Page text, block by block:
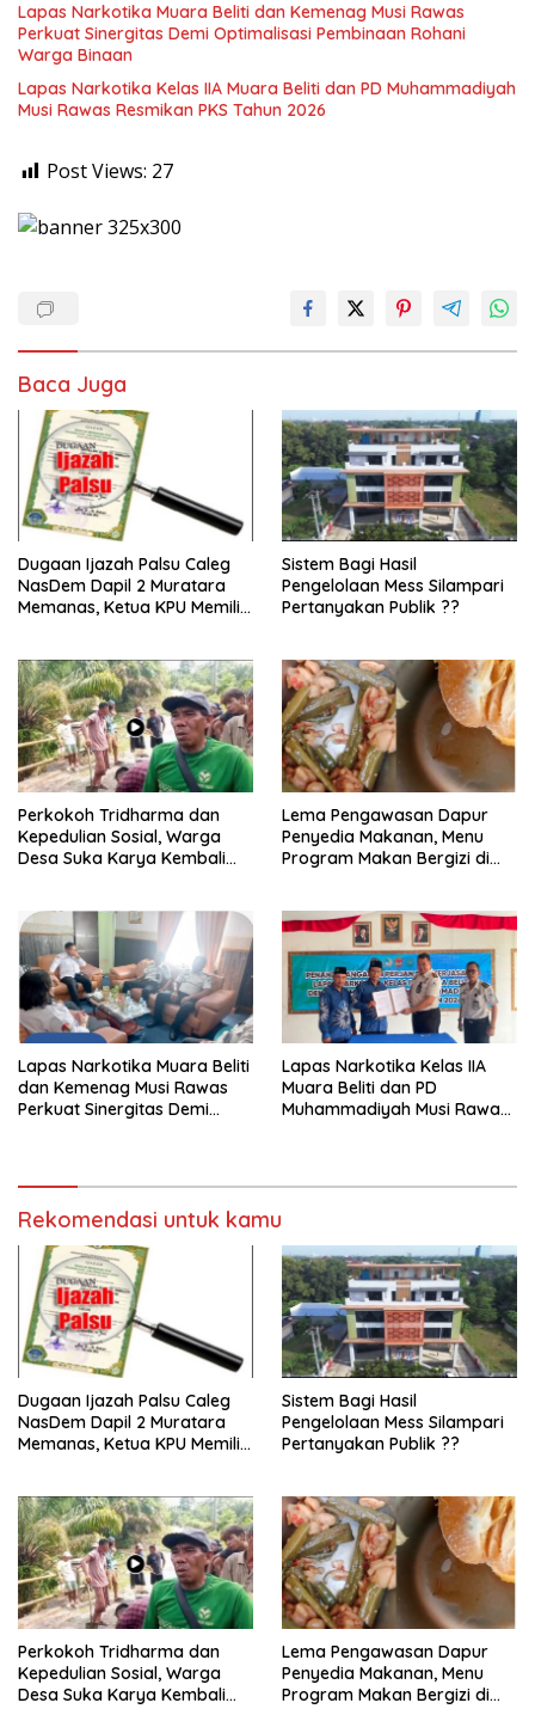
Lapas Narkotika Muara Beliti dan Kemenag Musi Rawas
Perkuat Sinergitas Demi Optimalisasi Pembinaan Rohani
Warga Binaan
Lapas Narkotika Kelas IIA Muara Beliti dan PD Muhammadiyah
Musi Rawas Resmikan PKS Tahun 2026
Post Views: 27
Baca Juga
Dugaan Ijazah Palsu Caleg
NasDem Dapil 2 Muratara
Memanas, Ketua KPU Memilih
Sistem Bagi Hasil
Pengelolaan Mess Silampari
Pertanyakan Publik ??
Perkokoh Tridharma dan
Kepedulian Sosial, Warga
Desa Suka Karya Kembali
Lema Pengawasan Dapur
Penyedia Makanan, Menu
Program Makan Bergizi di
Lapas Narkotika Muara Beliti
dan Kemenag Musi Rawas
Perkuat Sinergitas Demi
Lapas Narkotika Kelas IIA
Muara Beliti dan PD
Muhammadiyah Musi Rawas
Rekomendasi untuk kamu
Dugaan Ijazah Palsu Caleg
NasDem Dapil 2 Muratara
Memanas, Ketua KPU Memilih
Sistem Bagi Hasil
Pengelolaan Mess Silampari
Pertanyakan Publik ??
Perkokoh Tridharma dan
Kepedulian Sosial, Warga
Desa Suka Karya Kembali
Lema Pengawasan Dapur
Penyedia Makanan, Menu
Program Makan Bergizi di